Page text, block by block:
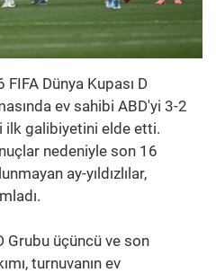
Dünya Kupası D
ev sahibi ABD'yi 3-2
ilk galibiyetini elde etti.
nedeniyle son 16
ay-yıldızlılar,
Grubu üçüncü ve son
turnuvanın ev